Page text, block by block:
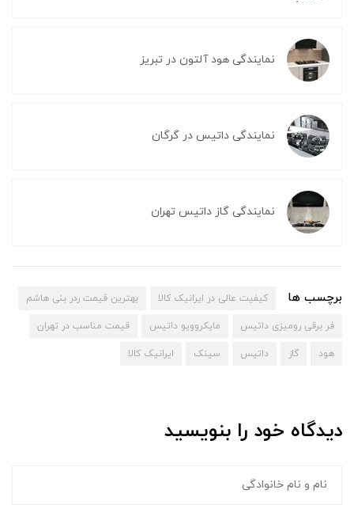
نمایندگی هود آلتون در تبریز
نمایندگی داتیس در گرگان
نمایندگی گاز داتیس تهران
برچسب ها کیفیت عالی در ایرانیک کالا بهترین قیمت ردر بنی هاشم
فر برقی رومیزی داتیس مایکروویو داتیس قیمت مناسب در تهران
هود گاز داتیس سینک ایرانیک کالا
دیدگاه خود را بنویسید